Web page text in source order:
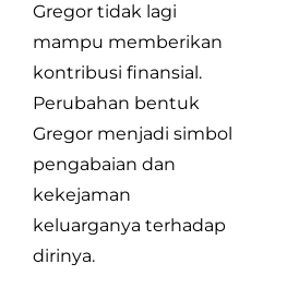
Gregor tidak lagi
mampu memberikan
kontribusi finansial.
Perubahan bentuk
Gregor menjadi simbol
pengabaian dan
kekejaman
keluarganya terhadap
dirinya.